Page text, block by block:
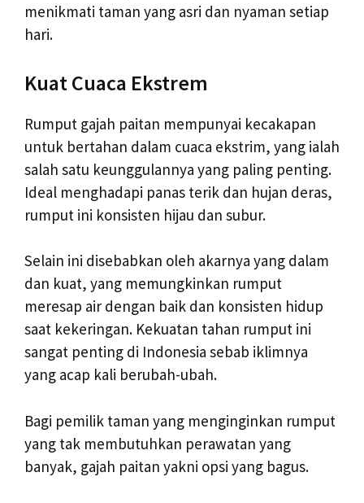
menikmati taman yang asri dan nyaman setiap
hari.
Kuat Cuaca Ekstrem
Rumput gajah paitan mempunyai kecakapan
untuk bertahan dalam cuaca ekstrim, yang ialah
salah satu keunggulannya yang paling penting.
Ideal menghadapi panas terik dan hujan deras,
rumput ini konsisten hijau dan subur.
Selain ini disebabkan oleh akarnya yang dalam
dan kuat, yang memungkinkan rumput
meresap air dengan baik dan konsisten hidup
saat kekeringan. Kekuatan tahan rumput ini
sangat penting di Indonesia sebab iklimnya
yang acap kali berubah-ubah.
Bagi pemilik taman yang menginginkan rumput
yang tak membutuhkan perawatan yang
banyak, gajah paitan yakni opsi yang bagus.